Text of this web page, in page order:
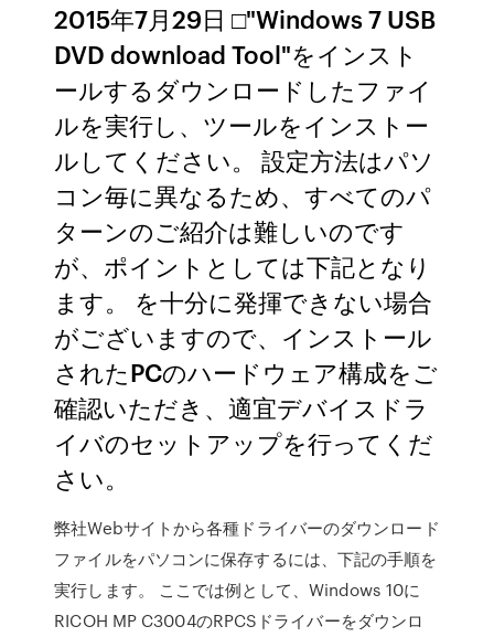
2015年7月29日 □"Windows 7 USB
DVD download Tool"をインスト
ールするダウンロードしたファイ
ルを実行し、ツールをインストー
ルしてください。 設定方法はパソ
コン毎に異なるため、すべてのパ
ターンのご紹介は難しいのです
が、ポイントとしては下記となり
ます。 を十分に発揮できない場合
がございますので、インストール
されたPCのハードウェア構成をご
確認いただき、適宜デバイスドラ
イバのセットアップを行ってくだ
さい。
弊社Webサイトから各種ドライバーのダウンロード
ファイルをパソコンに保存するには、下記の手順を
実行します。 ここでは例として、Windows 10に
RICOH MP C3004のRPCSドライバーをダウンロ